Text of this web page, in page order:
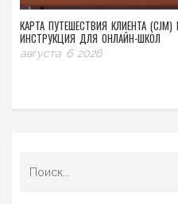
КАРТА ПУТЕШЕСТВИЯ КЛИЕНТА
ИНСТРУКЦИЯ ДЛЯ ОНЛАЙН-ШКОЛ
августа 6 2026